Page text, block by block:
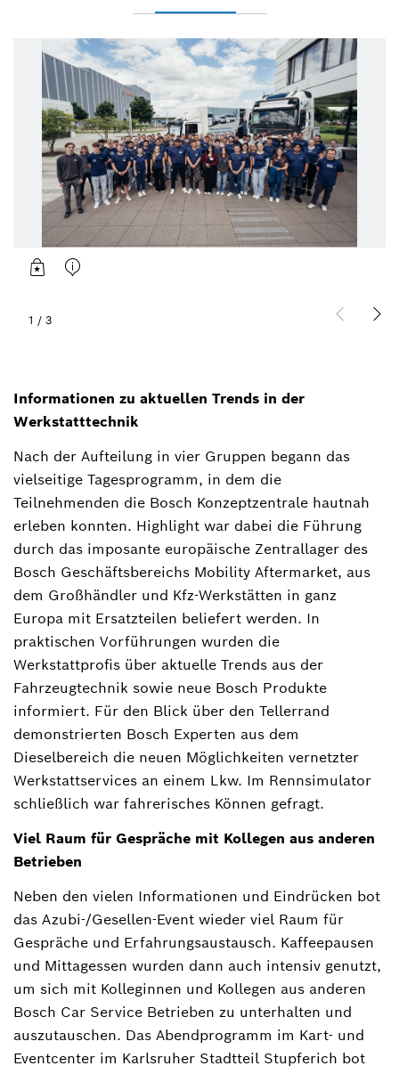
1 / 3
Informationen zu aktuellen Trends in der
Werkstatttechnik
Nach der Aufteilung in vier Gruppen begann das
vielseitige Tagesprogramm, in dem die
Teilnehmenden die Bosch Konzeptzentrale hautnah
erleben konnten. Highlight war dabei die Führung
durch das imposante europäische Zentrallager des
Bosch Geschäftsbereichs Mobility Aftermarket, aus
dem Großhändler und Kfz-Werkstätten in ganz
Europa mit Ersatzteilen beliefert werden. In
praktischen Vorführungen wurden die
Werkstattprofis über aktuelle Trends aus der
Fahrzeugtechnik sowie neue Bosch Produkte
informiert. Für den Blick über den Tellerrand
demonstrierten Bosch Experten aus dem
Dieselbereich die neuen Möglichkeiten vernetzter
Werkstattservices an einem Lkw. Im Rennsimulator
schließlich war fahrerisches Können gefragt.
Viel Raum für Gespräche mit Kollegen aus anderen
Betrieben
Neben den vielen Informationen und Eindrücken bot
das Azubi-/Gesellen-Event wieder viel Raum für
Gespräche und Erfahrungsaustausch. Kaffeepausen
und Mittagessen wurden dann auch intensiv genutzt,
um sich mit Kolleginnen und Kollegen aus anderen
Bosch Car Service Betrieben zu unterhalten und
auszutauschen. Das Abendprogramm im Kart- und
Eventcenter im Karlsruher Stadtteil Stupferich bot